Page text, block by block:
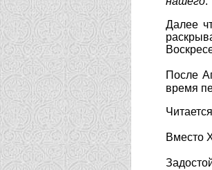
Далее
После
время
Вместо